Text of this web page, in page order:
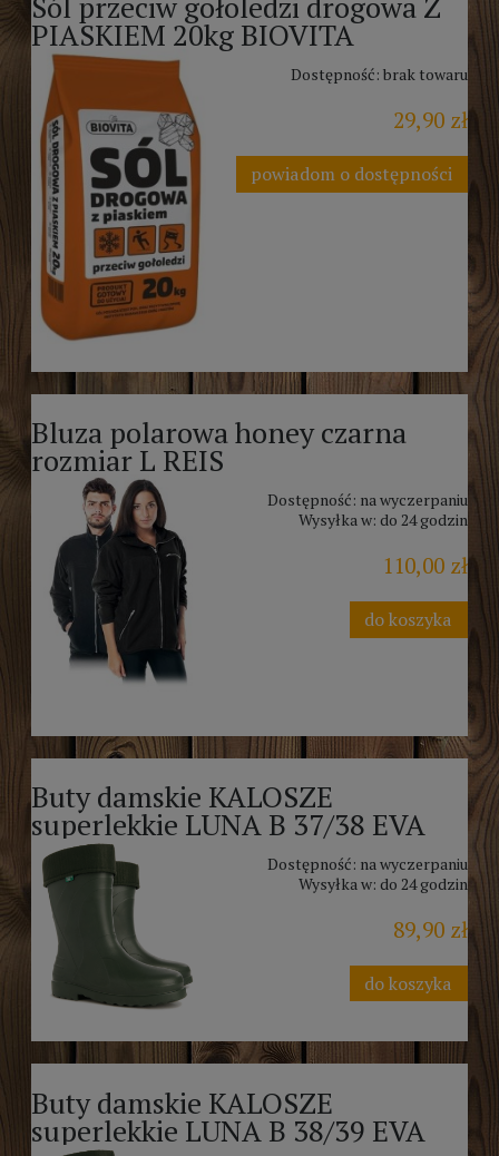
PIASKIEM 20kg BIOVITA
Dostępność: brak towaru
29,90 zł
powiadom o dostępności
Bluza polarowa honey czarna
rozmiar L REIS
Dostępność: na wyczerpaniu
Wysyłka w: do 24 godzin
110,00 zł
do koszyka
Buty damskie KALOSZE
superlekkie LUNA B 37/38 EVA
Dostępność: na wyczerpaniu
Wysyłka w: do 24 godzin
89,90 zł
do koszyka
Buty damskie KALOSZE
superlekkie LUNA B 38/39 EVA